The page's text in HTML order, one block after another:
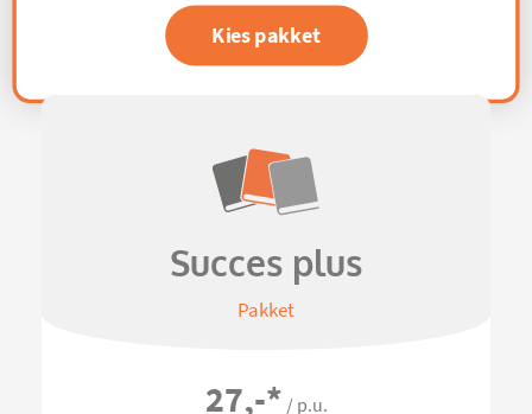
Kies pakket
Succes plus
Pakket
27,-* / p.u.